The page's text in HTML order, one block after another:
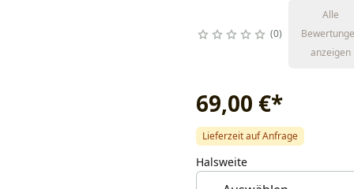
0
Alle
anzeigen
69,00 €*
Lieferzeit auf Anfrage
Halsweite